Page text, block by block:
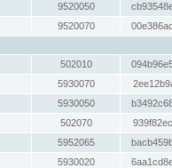
9520050
9520070
502010
5930070
5930050
502070
5952065
5930020